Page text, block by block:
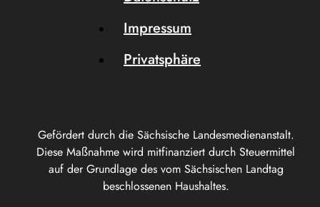
Gefördert durch die Sächsische Landesmedienanstalt.
Diese Maßnahme wird mitfinanziert durch Steuermittel
auf der Grundlage des vom Sächsischen Landtag
beschlossenen Haushaltes.
Impressum
Privatsphäre